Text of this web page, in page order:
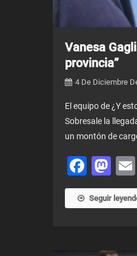
Vanesa
provincia”
4 De Diciembre
El equipo de ¿Y
Sobresale la
un montón de
Seguir